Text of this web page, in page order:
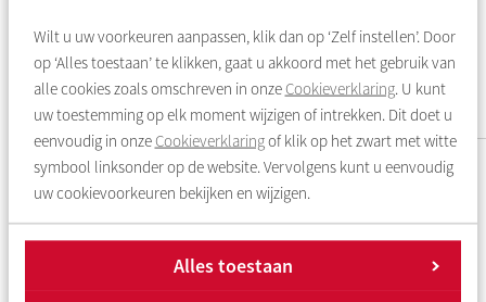
Wilt u uw voorkeuren aanpassen, klik dan op ‘Zelf instellen’. Door
op ‘Alles toestaan’ te klikken, gaat u akkoord met het gebruik van
alle cookies zoals omschreven in onze Cookieverklaring. U kunt
uw toestemming op elk moment wijzigen of intrekken. Dit doet u
eenvoudig in onze Cookieverklaringof klik op het zwart met witte
symbool linksonder op de website. Vervolgens kunt u eenvoudig
uw cookievoorkeuren bekijken en wijzigen.
Alles toestaan
en achterstallig
huurders-
onderhoud wordt
verholpen
Rochdale
onderhoudt,
herstelt de woning
Ja Nee